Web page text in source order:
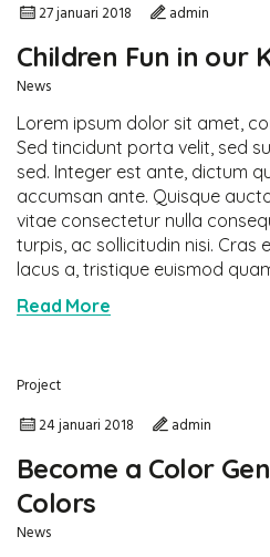
27 januari 2018
admin
Children Fun in our
News
Lorem ipsum dolor sit amet,
Sed tincidunt porta velit, sed
sed. Integer est ante, dictum
accumsan ante. Quisque
vitae consectetur nulla
turpis, ac sollicitudin nisi. Cras
lacus a, tristique euismod
Read More
Project
24 januari 2018
admin
Become a Color
Colors
News